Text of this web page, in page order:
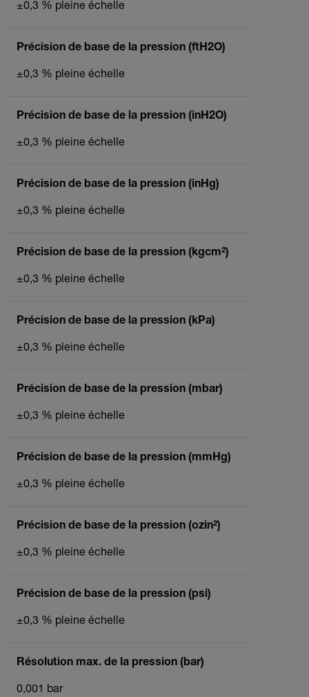
±0,3 % pleine échelle
Précision de base de la pression (ftH2O)
±0,3 % pleine échelle
Précision de base de la pression (inH2O)
±0,3 % pleine échelle
Précision de base de la pression (inHg)
±0,3 % pleine échelle
Précision de base de la pression (kgcm²)
±0,3 % pleine échelle
Précision de base de la pression (kPa)
±0,3 % pleine échelle
Précision de base de la pression (mbar)
±0,3 % pleine échelle
Précision de base de la pression (mmHg)
±0,3 % pleine échelle
Précision de base de la pression (ozin²)
±0,3 % pleine échelle
Précision de base de la pression (psi)
±0,3 % pleine échelle
Résolution max. de la pression (bar)
0,001 bar